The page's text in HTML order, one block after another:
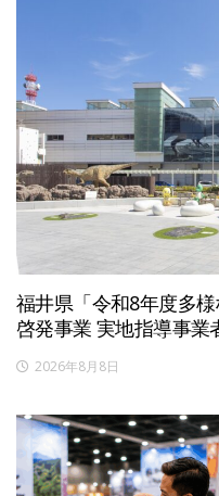
福井県「令和8年度多
啓発事業 実地指導事業
2026年8月8日